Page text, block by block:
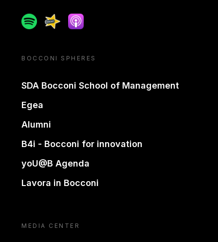
SpotifySpreakerApple podcast
BOCCONI SPHERES
SDA Bocconi School of Management
Egea
Alumni
B4i - Bocconi for innovation
yoU@B Agenda
Lavora in Bocconi
MEDIA CENTER